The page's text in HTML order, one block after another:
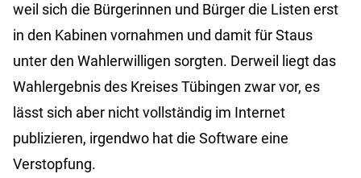
weil sich die Bürgerinnen und Bürger die Listen erst
in den Kabinen vornahmen und damit für Staus
unter den Wahlerwilligen sorgten. Derweil liegt das
Wahlergebnis des Kreises Tübingen zwar vor, es
lässt sich aber nicht vollständig im Internet
publizieren, irgendwo hat die Software eine
Verstopfung.